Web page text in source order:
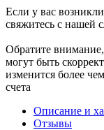
Если у вас
свяжитесь с нашей
Обратите
могут быть
изменится более
счета
Описание и
Отзывы